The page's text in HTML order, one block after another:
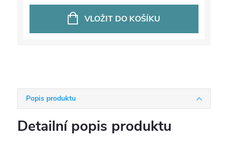
VLOŽIT DO KOŠÍKU
Popis produktu
Detailní popis produktu